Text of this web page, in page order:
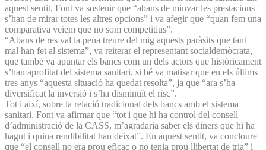
aquest sentit, Font va sostenir que “abans de minvar les prestacions
s’han de mirar totes les altres opcions” i va afegir que “quan fem una
comparativa veiem que no som competitius”.
“Abans de res val la pena treure del mig aquests paràsits que tant
mal han fet al sistema”, va reiterar el representant socialdemòcrata,
que també va apuntar els bancs com un dels actors que històricament
s’han aprofitat del sistema sanitari, si bé va matisar que en els últims
tres anys “aquesta situació ha quedat resolta”, ja que “ara s’ha
diversificat la inversió i s’ha disminuït el risc”.
Tot i així, sobre la relació tradicional dels bancs amb el sistema
sanitari, Font va afirmar que “tot i que hi ha control del consell
d’administració de la CASS, m’agradaria saber els diners que hi ha
hagut i quina rendibilitat han deixat”. En aquest sentit, va concloure
que “el consell no era prou eficaç o no tenia prou llibertat de tria” i